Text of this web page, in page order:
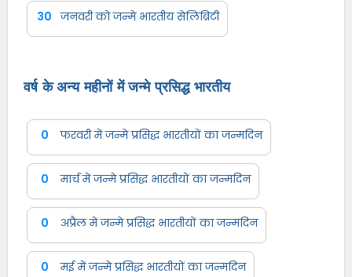
30 जनवरी को जन्मे भारतीय सेलिब्रिटी
वर्ष के अन्य महीनों में जन्मे प्रसिद्ध भारतीय
0 फरवरी में जन्मे प्रसिद्ध भारतीयों का जन्मदिन
0 मार्च में जन्मे प्रसिद्ध भारतीयों का जन्मदिन
0 अप्रैल में जन्मे प्रसिद्ध भारतीयों का जन्मदिन
0 मई में जन्मे प्रसिद्ध भारतीयों का जन्मदिन